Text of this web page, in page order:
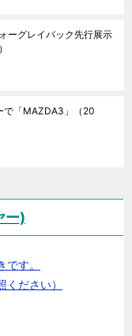
ーグレイバック先行展示
「MAZDA3」
（20
ー)
す。
ださい）